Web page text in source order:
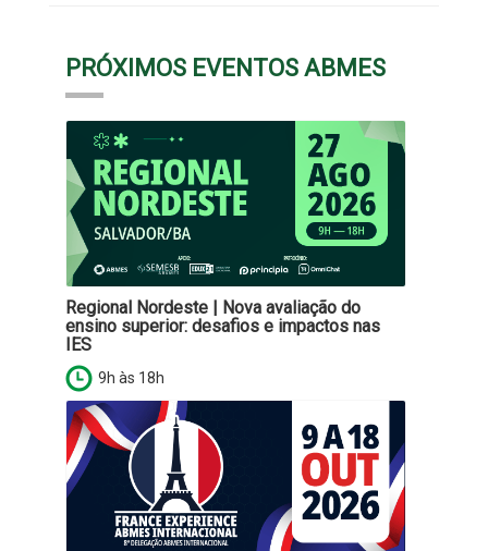
PRÓXIMOS EVENTOS ABMES
Regional Nordeste | Nova avaliação do
ensino superior: desafios e impactos nas
IES
9h às 18h